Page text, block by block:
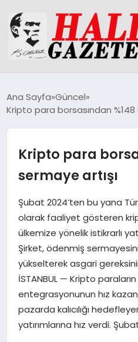
DÜNYA
EĞITIM
EKONOMI
MAGAZIN
SIYASET
TEKNOLOJI
Ana Sayfa Güncel
Kripto para borsasından %148
Kripto para
sermaye artışı
Şubat 2024’ten bu yana
olarak faaliyet gösteren
ülkemize yönelik istikrarlı
Şirket, ödenmiş sermayesini
yükselterek asgari
İSTANBUL — Kripto
entegrasyonunun hız
pazarda kalıcılığı
yatırımlarına hız verdi.